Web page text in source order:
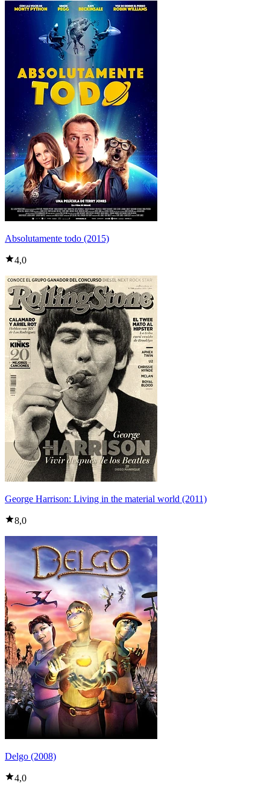
Absolutamente todo (2015)
4,0
George Harrison: Living in the material world (2011)
8,0
Delgo (2008)
4,0